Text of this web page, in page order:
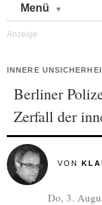
Menü
INNERE
Berliner
Zerfall der
VON
Do, 3.